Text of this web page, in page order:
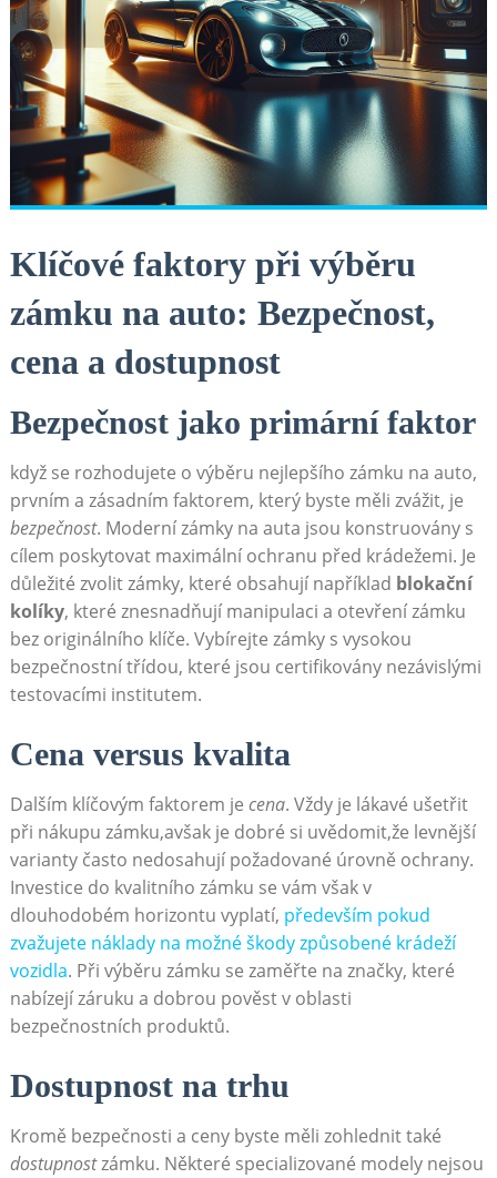
Klíčové faktory při výběru
zámku na auto: Bezpečnost,
cena a dostupnost
Bezpečnost jako primární faktor
když se rozhodujete o výběru nejlepšího zámku na auto,
prvním a zásadním faktorem, který byste měli zvážit, je
bezpečnost. Moderní zámky na auta jsou konstruovány s
cílem poskytovat maximální ochranu před krádežemi. Je
důležité zvolit zámky, které obsahují například blokační
kolíky, které znesnadňují manipulaci a otevření zámku
bez originálního klíče. Vybírejte zámky s vysokou
bezpečnostní třídou, které jsou certifikovány nezávislými
testovacími institutem.
Cena versus kvalita
Dalším klíčovým faktorem je cena. Vždy je lákavé ušetřit
při nákupu zámku,avšak je dobré si uvědomit,že levnější
varianty často nedosahují požadované úrovně ochrany.
Investice do kvalitního zámku se vám však v
dlouhodobém horizontu vyplatí, především pokud
zvažujete náklady na možné škody způsobené krádeží
vozidla. Při výběru zámku se zaměřte na značky, které
nabízejí záruku a dobrou pověst v oblasti
bezpečnostních produktů.
Dostupnost na trhu
Kromě bezpečnosti a ceny byste měli zohlednit také
dostupnostzámku. Některé specializované modely nejsou